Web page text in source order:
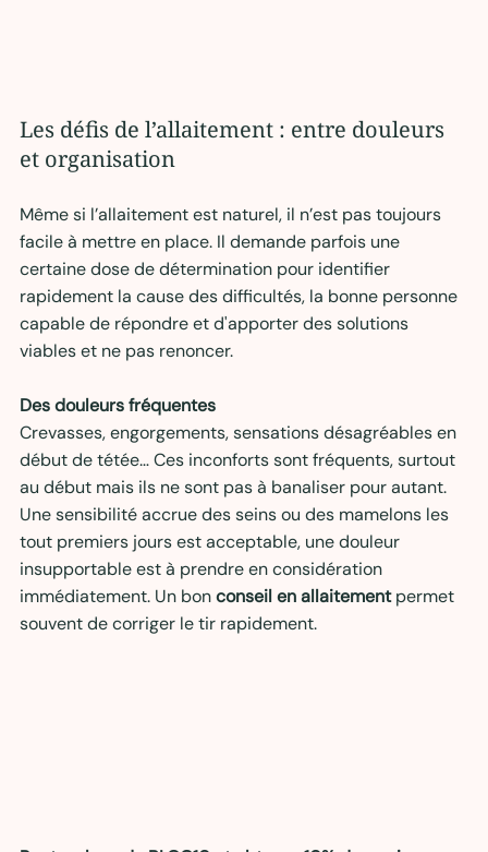
Les défis de l’allaitement : entre douleurs
et organisation
Même si l’allaitement est naturel, il n’est pas toujours
facile à mettre en place. Il demande parfois une
certaine dose de détermination pour identifier
rapidement la cause des difficultés, la bonne personne
capable de répondre et d'apporter des solutions
viables et ne pas renoncer.
Des douleurs fréquentes
Crevasses, engorgements, sensations désagréables en
début de tétée… Ces inconforts sont fréquents, surtout
au début mais ils ne sont pas à banaliser pour autant.
Une sensibilité accrue des seins ou des mamelons les
tout premiers jours est acceptable, une douleur
insupportable est à prendre en considération
immédiatement. Un bon conseil en allaitement permet
souvent de corriger le tir rapidement.